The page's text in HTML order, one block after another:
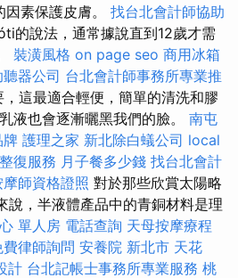
素保護皮膚。 找台北會計師協助
的說法，通常據說直到12歲才需
裝潢風格 on page seo 商用冰箱
聽器公司 台北會計師事務所專業推
這最適合輕便，簡單的清洗和膠
液也會逐漸曬黑我們的臉。 南屯
牌 護理之家 新北除白蟻公司 local
復服務 月子餐多少錢 找台北會計
摩師資格證照 對於那些欣賞太陽略
說，半液體產品中的青銅材料是理
單人房 電話查詢 天母按摩療程
費律師詢問 安養院 新北市 天花
計 台北記帳士事務所專業服務 桃